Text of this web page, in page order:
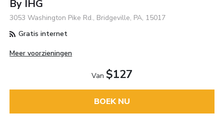
By IHG
3053 Washington Pike Rd., Bridgeville, PA, 15017
Gratis internet
Meer voorzieningen
Van $127
BOEK NU